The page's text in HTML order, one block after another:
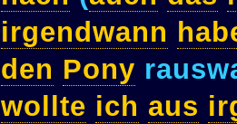
irgendwann
den Pony
wollte ich aus